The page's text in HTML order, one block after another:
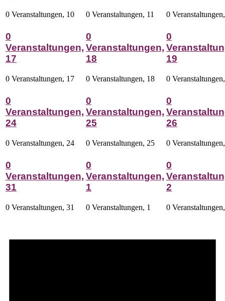
0 Veranstaltungen, 10 0 Veranstaltungen, 11 0
0
Veranstaltungen,
17
0 Veranstaltungen, 17
0
Veranstaltungen,
18
0 Veranstaltungen, 18
0
19
0
0
Veranstaltungen,
24
0 Veranstaltungen, 24
0
Veranstaltungen,
25
0 Veranstaltungen, 25
0
26
0
0
Veranstaltungen,
31
0 Veranstaltungen, 31
0
Veranstaltungen,
1
0 Veranstaltungen, 1
0
2
0